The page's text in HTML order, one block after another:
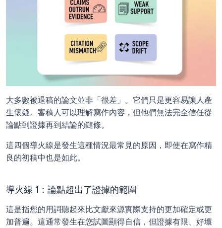
大多數被退稿的論文並非「很差」。它們只是更容易讓人產
生懷疑。審稿人可以理解寫作內容，但他們無法完全信任從
論點到證據再到結論的鏈條。
這四個導火線是發生這種情況最常見的原因，即使在寫作精
良的初稿中也是如此。
導火線 1：論點超出了證據的範圍
這是指您的用詞聽起來比文獻來源實際支持的更加確定或更
加普遍。這通常發生在您試圖顯得自信，但證據有限、好壞